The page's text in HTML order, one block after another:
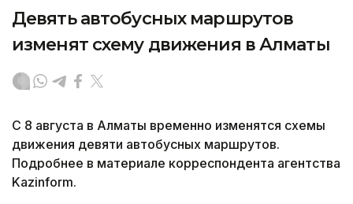
Девять автобусных маршрутов
изменят схему движения в Алматы
С 8 августа в Алматы временно изменятся схемы
движения девяти автобусных маршрутов.
Подробнее в материале корреспондента агентства
Kazinform.